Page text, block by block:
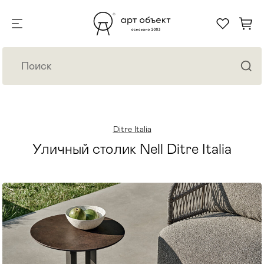
Ditre Italia
Уличный столик Nell Ditre Italia